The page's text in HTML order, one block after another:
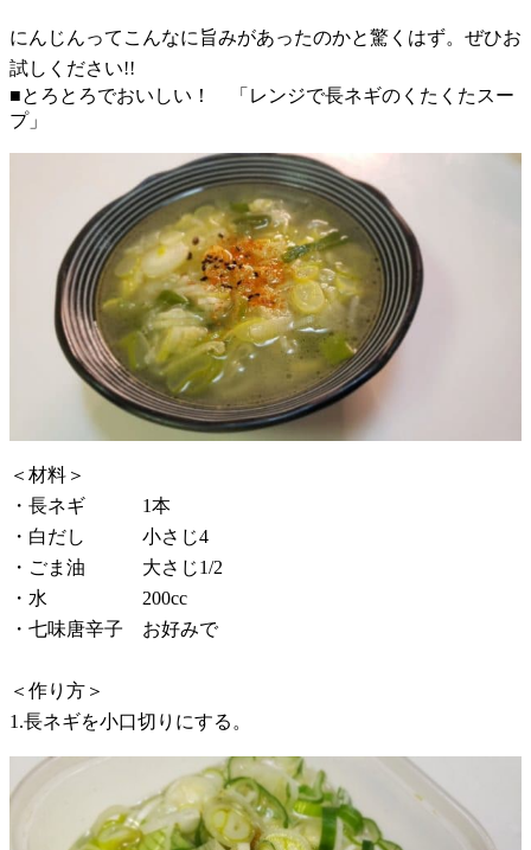
にんじんってこんなに旨みがあったのかと驚くはず。ぜひお
試しください!!
■とろとろでおいしい！ 「レンジで長ネギのくたくたスー
プ」
＜材料＞
・長ネギ 1本
・白だし 小さじ4
・ごま油 大さじ1/2
・水 200cc
・七味唐辛子 お好みで
＜作り方＞
1.長ネギを小口切りにする。